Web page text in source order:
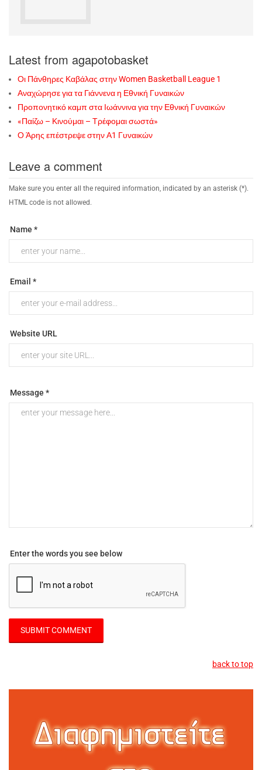
Latest from agapotobasket
Οι Πάνθηρες Καβάλας στην Women Basketball League 1
Αναχώρησε για τα Γιάννενα η Εθνική Γυναικών
Προπονητικό καμπ στα Ιωάννινα για την Εθνική Γυναικών
«Παίζω – Κινούμαι – Τρέφομαι σωστά»
Ο Άρης επέστρεψε στην Α1 Γυναικών
Leave a comment
Make sure you enter all the required information, indicated by an asterisk (*).
HTML code is not allowed.
Name *
Email *
Website URL
Message *
Enter the words you see below
back to top